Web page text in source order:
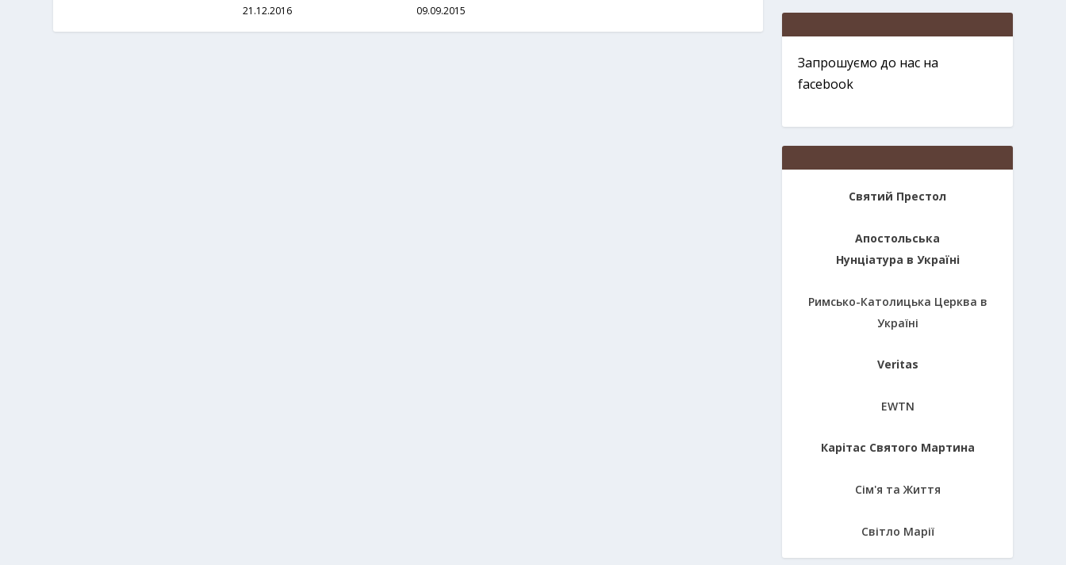
21.12.2016 09.09.2015
Запрошуємо до нас на
facebook
Святий Престол
Апостольська
Нунціатура в Україні
Римсько-Католицька Церква в
Україні
Veritas
EWTN
Карітас Святого Мартина
Сім'я та Життя
Світло Марії